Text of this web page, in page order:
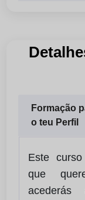
Formação
o teu Perfil
Este
que